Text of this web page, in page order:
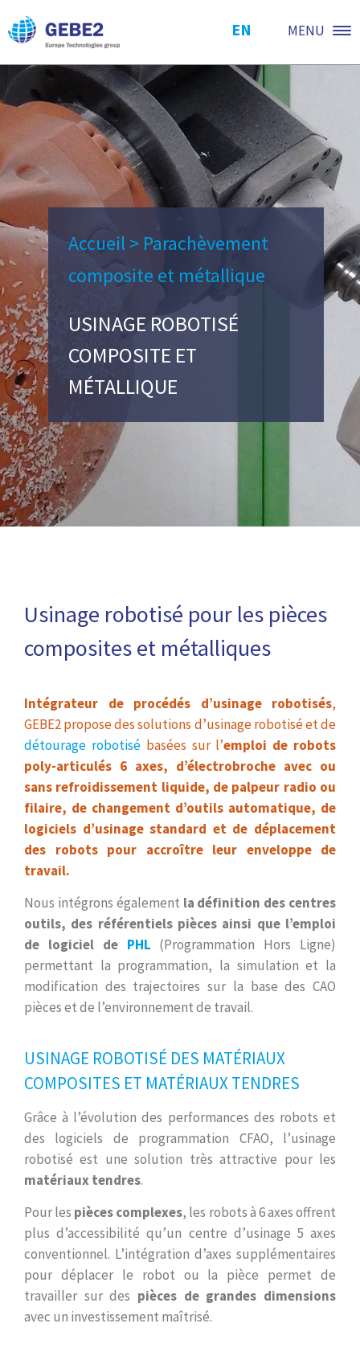
EN MENU
Accueil> Parachèvement
composite et métallique
USINAGE ROBOTISÉ
COMPOSITE ET
MÉTALLIQUE
Usinage robotisé pour les pièces
composites et métalliques
Intégrateur de procédés d’usinage robotisés,
GEBE2 propose des solutions d’usinage robotisé et de
détourage robotisébasées sur l’emploi de robots
poly-articulés 6 axes, d’électrobroche avec ou
sans refroidissement liquide, de palpeur radio ou
filaire, de changement d’outils automatique, de
logiciels d’usinage standard et de déplacement
des robots pour accroître leur enveloppe de
travail.
Nous intégrons également la définition des centres
outils, des référentiels pièces ainsi que l’emploi
de logiciel de PHL (Programmation Hors Ligne)
permettant la programmation, la simulation et la
modification des trajectoires sur la base des CAO
pièces et de l’environnement de travail.
USINAGE ROBOTISÉ DES MATÉRIAUX
COMPOSITES ET MATÉRIAUX TENDRES
Grâce à l’évolution des performances des robots et
des logiciels de programmation CFAO, l’usinage
robotisé est une solution très attractive pour les
matériaux tendres.
Pour les pièces complexes, les robots à 6 axes offrent
plus d’accessibilité qu’un centre d’usinage 5 axes
conventionnel. L’intégration d’axes supplémentaires
pour déplacer le robot ou la pièce permet de
travailler sur des pièces de grandes dimensions
avec un investissement maîtrisé.